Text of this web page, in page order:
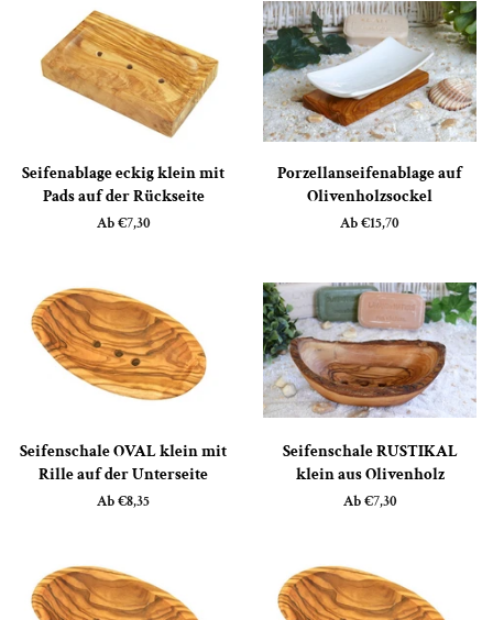
Seifenablage eckig klein mit
Pads auf der Rückseite
Ab €7,30
Porzellanseifenablage auf
Olivenholzsockel
Ab €15,70
Seifenschale OVAL klein mit
Rille auf der Unterseite
Ab €8,35
Seifenschale RUSTIKAL
klein aus Olivenholz
Ab €7,30